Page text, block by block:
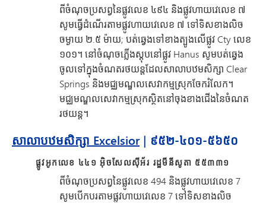
ពីចំណុចប្រសព្វនៃផ្លូវលេខ ៤៩៤ និងផ្លូវហាយវេលេខ ៧
សូមធ្វើដំណើរតាមផ្លូវហាយវេលេខ ៧ ទៅទិសខាងលិច
ចម្ងាយ ២.៥ ម៉ាយ; បត់ឆ្វេងទៅខាងត្បូងលើផ្លូវ Cty លេខ
១០១។ នៅចំណុចភ្លើងស្តុបនៅផ្លូវ Hanus សូមបត់ឆ្វេង
ចូលទៅក្នុងចំណតរថយន្តដែលសាលាបឋមសិក្សា Clear
Springs និងមជ្ឈមណ្ឌលសេវាកម្មស្រុកចែករំលែក។
មជ្ឈមណ្ឌលសេវាកម្មស្រុកស្ថិតនៅចុងខាងជើងនៃចំណត
រថយន្ត។
សាលាបឋមសិក្សា Excelsior| ៩៥២-៤០១-៥៦៥០
ផ្លូវអូកលេខ ៤៤១ អ៊ិចសែលស៊ីអ័រ រដ្ឋមីនីសូតា ៥៥៣៣១
ពីចំណុចប្រសព្វនៃផ្លូវលេខ 494 និងផ្លូវហាយវេលេខ 7
សូមបើកបរតាមផ្លូវហាយវេលេខ 7 ទៅទិសខាងលិច